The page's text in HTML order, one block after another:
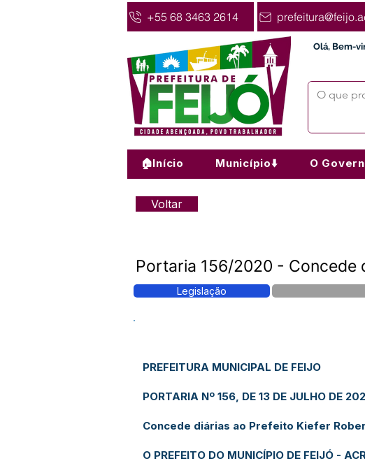
+55 68 3463 2614
Olá, Bem-
🏠Início Município⬇️ O
Voltar
Portaria 156/2020 - Concede
Legislação
PREFEITURA MUNICIPAL DE FEIJO
PORTARIA Nº 156, DE 13 DE JULHO DE
Concede diárias ao Prefeito Kiefer
O PREFEITO DO MUNICÍPIO DE FEIJÓ -